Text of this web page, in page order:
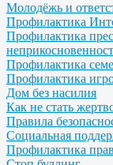
Молодёжь и
Профилактика
Профилактика
Профилактика
Профилактика
Дом без насилия
Как не стать
Правила
Социальная
Профилактика